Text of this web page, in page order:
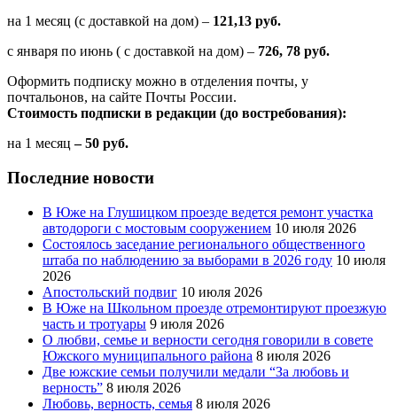
на 1 месяц (с доставкой на дом) – 121,13 руб.
с января по июнь ( с доставкой на дом) – 726, 78 руб.
Оформить подписку можно в отделения почты, у
почтальонов, на сайте Почты России.
Стоимость подписки в редакции (до востребования):
на 1 месяц – 50 руб.
Последние новости
В Юже на Глушицком проезде ведется ремонт участка
автодороги с мостовым сооружением 10 июля 2026
Состоялось заседание регионального общественного
штаба по наблюдению за выборами в 2026 году 10 июля
2026
Апостольский подвиг 10 июля 2026
В Юже на Школьном проезде отремонтируют проезжую
часть и тротуары 9 июля 2026
О любви, семье и верности сегодня говорили в совете
Южского муниципального района 8 июля 2026
Две южские семьи получили медали “За любовь и
верность” 8 июля 2026
Любовь, верность, семья 8 июля 2026